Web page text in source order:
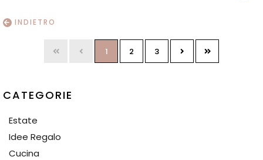
INDIETRO
1 2 3
CATEGORIE
Estate
Idee Regalo
Cucina